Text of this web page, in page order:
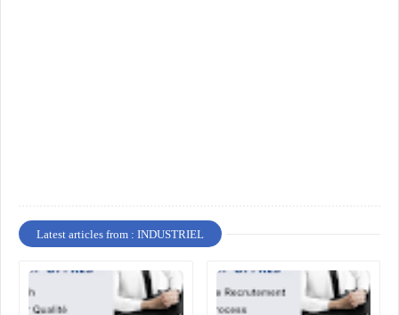
Latest articles from : INDUSTRIEL